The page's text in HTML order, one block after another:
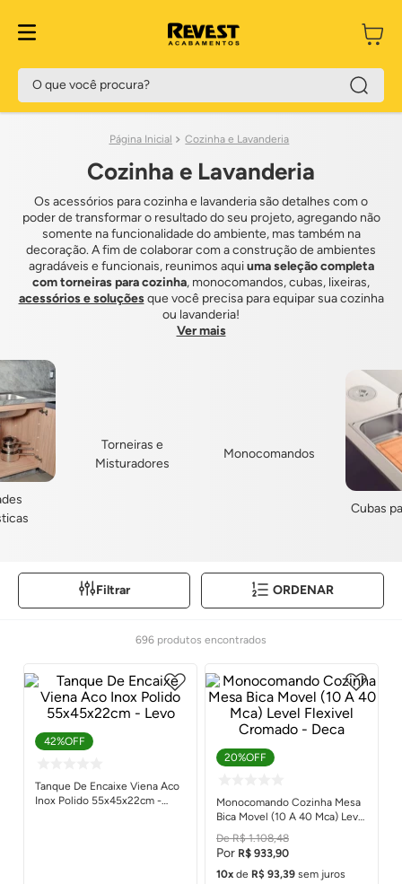
O que você procura?
Cozinha e Lavanderia
Cozinha e Lavanderia
Os acessórios para cozinha e lavanderia são detalhes com o
poder de transformar o resultado do seu projeto, agregando não
somente na funcionalidade do ambiente, mas também na
decoração. A fim de colaborar com a construção de ambientes
agradáveis e funcionais, reunimos aquiuma seleção completa
com torneiras para cozinha, monocomandos, cubas, lixeiras,
acessórios e soluçõesque você precisa para equipar sua cozinha
ou lavanderia!
Ver mais
Torneiras e
Misturadores
Monocomandos
Cubas
Filtrar ORDENAR
696 produtos
42%OFF
Tanque De Encaixe Viena Aco
Inox Polido 55x45x22cm -
20%OFF
Monocomando Cozinha Mesa
Bica Movel (10 A 40 Mca) Level
Flexivel Cromado - Deca
R$ 1.108,48
R$ 933,90
10
de R$ 93,39 sem juros